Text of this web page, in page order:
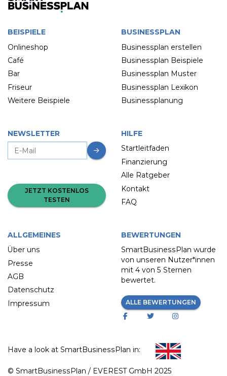
BEISPIELE
Onlineshop
Café
Bar
Friseur
Weitere Beispiele
BUSINESSPLAN
Businessplan erstellen
Businessplan Beispiele
Businessplan Muster
Businessplan Lexikon
Businessplanung
NEWSLETTER
JETZT KOSTENLOS
TESTEN
HILFE
Startleitfaden
Finanzierung
Alle Ratgeber
Kontakt
FAQ
ALLGEMEINES
Über uns
Presse
AGB
Datenschutz
Impressum
BEWERTUNGEN
SmartBusinessPlan wurde
von unseren Nutzer*innen
mit 4 von 5 Sternen
bewertet.
ALLE BEWERTUNGEN
© SmartBusinessPlan / EVEREST GmbH 2025
Have a look at SmartBusinessPlan in: